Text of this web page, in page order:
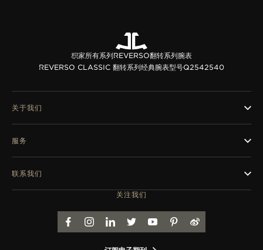
积家所有系列REVERSO翻转系列腕表
REVERSO CLASSIC 翻转系列经典腕表型号Q2542540
关注我们
FACEBOOK
INSTAGRAM
LINKEDINTWITTERYOUTUBEPINTEREST
WEIBO
关于我们
服务
联系我们